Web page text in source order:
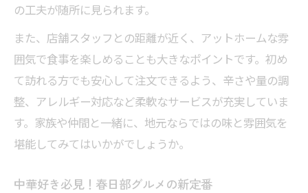
の工夫が随所に見られます。
また、店舗スタッフとの距離が近く、アットホームな雰
囲気で食事を楽しめることも大きなポイントです。初め
て訪れる方でも安心して注文できるよう、辛さや量の調
整、アレルギー対応など柔軟なサービスが充実していま
す。家族や仲間と一緒に、地元ならではの味と雰囲気を
堪能してみてはいかがでしょうか。
中華好き必見！春日部グルメの新定番